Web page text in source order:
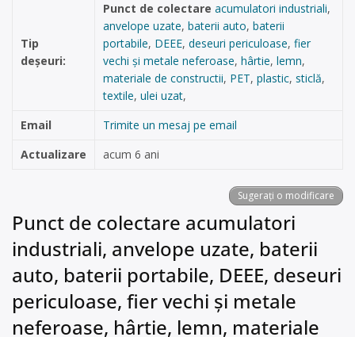
Tip
deșeuri:
Punct de colectare acumulatori industriali,
anvelope uzate, baterii auto, baterii
portabile, DEEE, deseuri periculoase, fier
vechi și metale neferoase, hârtie, lemn,
materiale de constructii, PET, plastic, sticlă,
textile, ulei uzat,
Email
Trimite un mesaj pe email
Actualizare
acum 6 ani
Sugerați o modificare
Punct de colectare acumulatori
industriali, anvelope uzate, baterii
auto, baterii portabile, DEEE, deseuri
periculoase, fier vechi și metale
neferoase, hârtie, lemn, materiale